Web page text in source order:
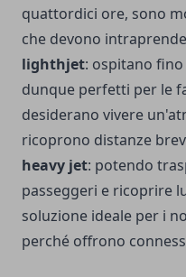
quattordici ore, sono
che devono
lighthjet: ospitano
dunque perfetti per le
desiderano vivere
ricoprono distanze
heavy jet: potendo
passeggeri e ricoprire
soluzione ideale per i
perché offrono